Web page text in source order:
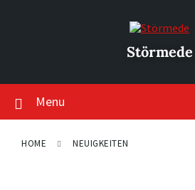
Störmede
Menu
HOME NEUIGKEITEN